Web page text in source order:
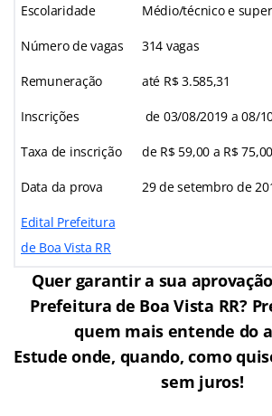
Escolaridade Médio/técnico e
Número de vagas 314 vagas
Remuneração até R$ 3.585,31
Inscrições de 03/08/2019 a 08/
Taxa de inscrição de R$ 59,00 a R$ 75,00
Data da prova 29 de setembro de
Edital Prefeitura
de Boa Vista RR
Quer garantir a sua
Prefeitura de Boa Vista RR?
quem mais entende do
Estude onde, quando, como
sem juros!